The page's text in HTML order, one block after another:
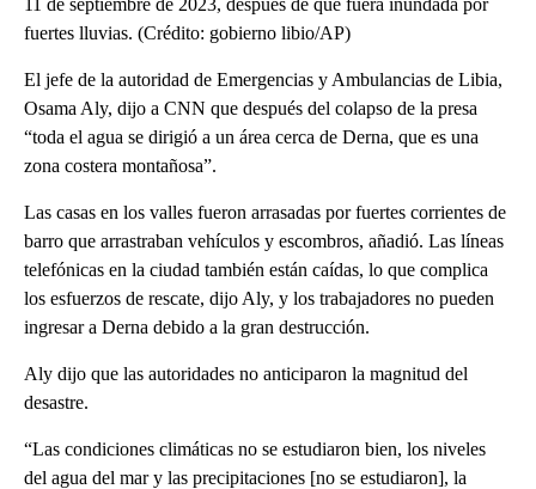
11 de septiembre de 2023, después de que fuera inundada por
fuertes lluvias. (Crédito: gobierno libio/AP)
El jefe de la autoridad de Emergencias y Ambulancias de Libia,
Osama Aly, dijo a CNN que después del colapso de la presa
“toda el agua se dirigió a un área cerca de Derna, que es una
zona costera montañosa”.
Las casas en los valles fueron arrasadas por fuertes corrientes de
barro que arrastraban vehículos y escombros, añadió. Las líneas
telefónicas en la ciudad también están caídas, lo que complica
los esfuerzos de rescate, dijo Aly, y los trabajadores no pueden
ingresar a Derna debido a la gran destrucción.
Aly dijo que las autoridades no anticiparon la magnitud del
desastre.
“Las condiciones climáticas no se estudiaron bien, los niveles
del agua del mar y las precipitaciones [no se estudiaron], la